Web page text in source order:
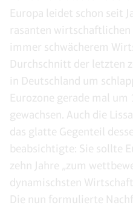
Europa leidet schon seit
rasanten wirtschaftlichen
immer schwächerem
Durchschnitt der letzten
in Deutschland um
Eurozone gerade mal um
gewachsen. Auch die
das glatte Gegenteil
beabsichtigte: Sie sollte
zehn Jahre „zum
dynamischsten
Die nun formulierte